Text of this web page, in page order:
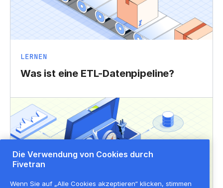
LERNEN
Was ist eine ETL-Datenpipeline?
Die Verwendung von Cookies durch
Fivetran
Wenn Sie auf „Alle Cookies akzeptieren“ klicken, stimmen